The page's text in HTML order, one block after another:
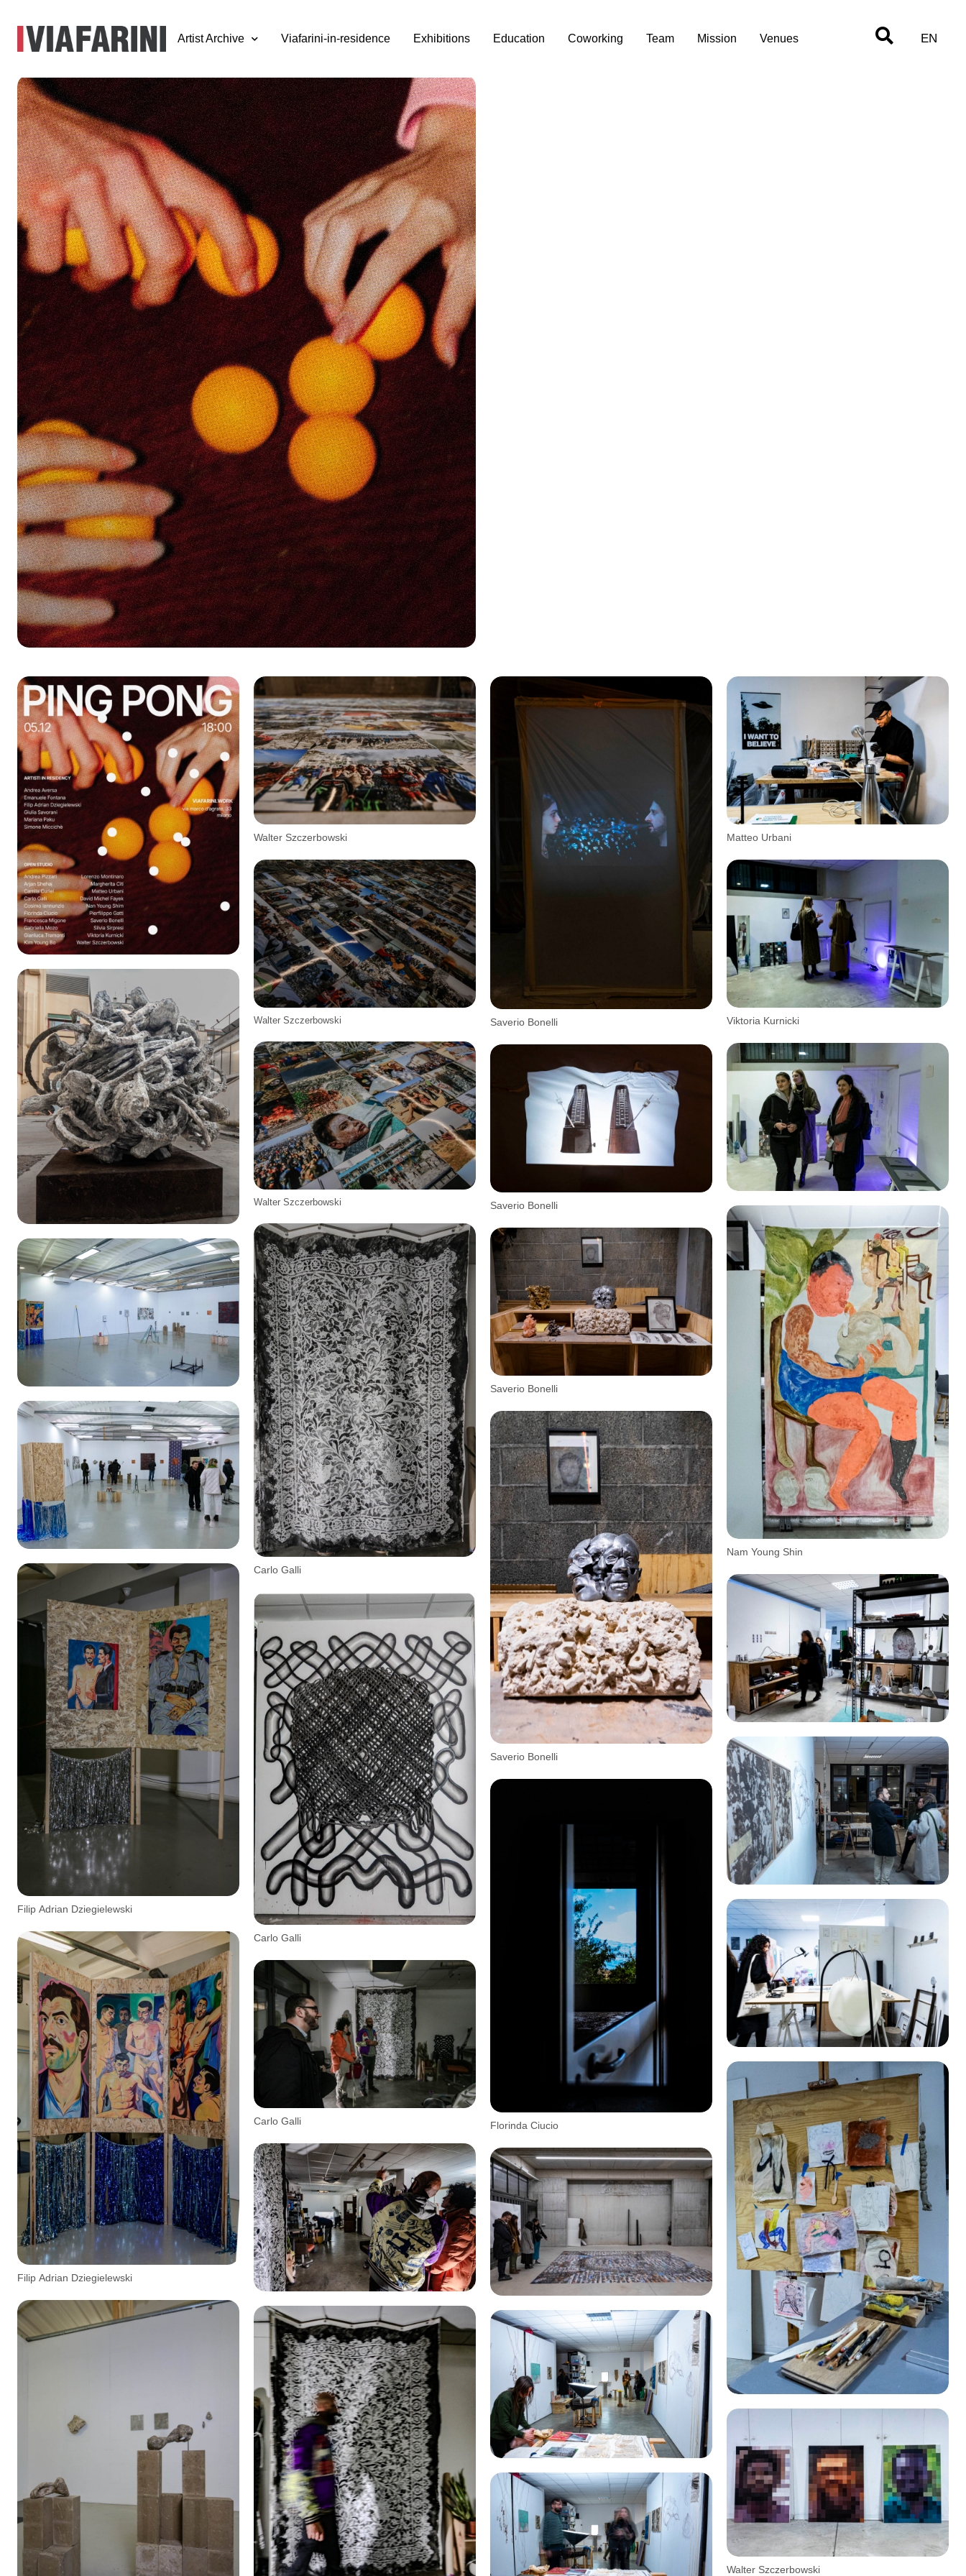
Artist Archive Viafarini-in-residence Exhibitions Education Coworking Team Mission Venues EN
Viafarini Open
Studio, Ping Pong
5 dicembre 2025
Viafarini è soggetto di rilevanza regionale.
Con il contributo diRegione Lombardia e di Fondazione Cariplo
Restituzione della ricerca degli artisti in residenza a VIR Viafarini-in-residence del ciclo
settembre-dicembre 2025, negli studi in via Marco d’Agrate 33: Andrea Aversa,
Emanuele Fontana, Filip Adrian Dziegielewski, Giulia Savorani, Mariana Paku, Simone
Micciché.
L’artista Simone Micchiché realizza il ciclo pittorico “Corpo tessuto” in dialogo con
rappresentanti delle comunità egiziana, cinese e peruviana di Milano.
Restituzione della ricerca degli artisti in resienza negli studi di
Viafarini.work: Margherita Citi, Camila Curiel, Michel David Fayek, Riccardo Carelli,
Carlo Galli, Pierfilippo Gatti, Cosimo Iannunzio, Viktoria Kurnicki, Francesca Migone,
Lorenzo Montinaro, Gabriella Mozo, Andrea Pizzari, Arjan Shehaj, Silvia Sirpresi,
Walter Szczerbowski, Gianluca Tramonti, Matteo Urbani.
Foto di Ibrahima Mbengue.
Filip Adrian Dziegielewski
Filip Adrian Dziegielewski
Walter Szczerbowski
Walter Szczerbowski
Walter Szczerbowski
Carlo Galli
Carlo Galli
Carlo Galli
Saverio Bonelli
Saverio Bonelli
Saverio Bonelli
Saverio Bonelli
Florinda Ciucio
Matteo Urbani
Viktoria Kurnicki
Nam Young Shin
Walter Szczerbowski